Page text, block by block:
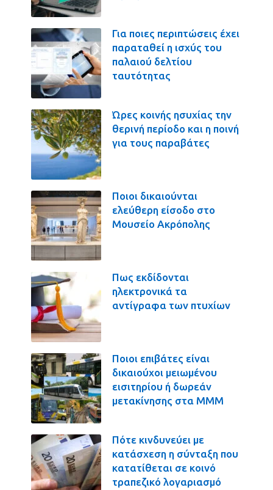
Για ποιες περιπτώσεις έχει
παραταθεί η ισχύς του
παλαιού δελτίου
ταυτότητας
Ώρες κοινής ησυχίας την
θερινή περίοδο και η ποινή
για τους παραβάτες
Ποιοι δικαιούνται
ελεύθερη είσοδο στο
Μουσείο Ακρόπολης
Πως εκδίδονται
ηλεκτρονικά τα
αντίγραφα των πτυχίων
Ποιοι επιβάτες είναι
δικαιούχοι μειωμένου
εισιτηρίου ή δωρεάν
μετακίνησης στα ΜΜΜ
Πότε κινδυνεύει με
κατάσχεση η σύνταξη που
κατατίθεται σε κοινό
τραπεζικό λογαριασμό